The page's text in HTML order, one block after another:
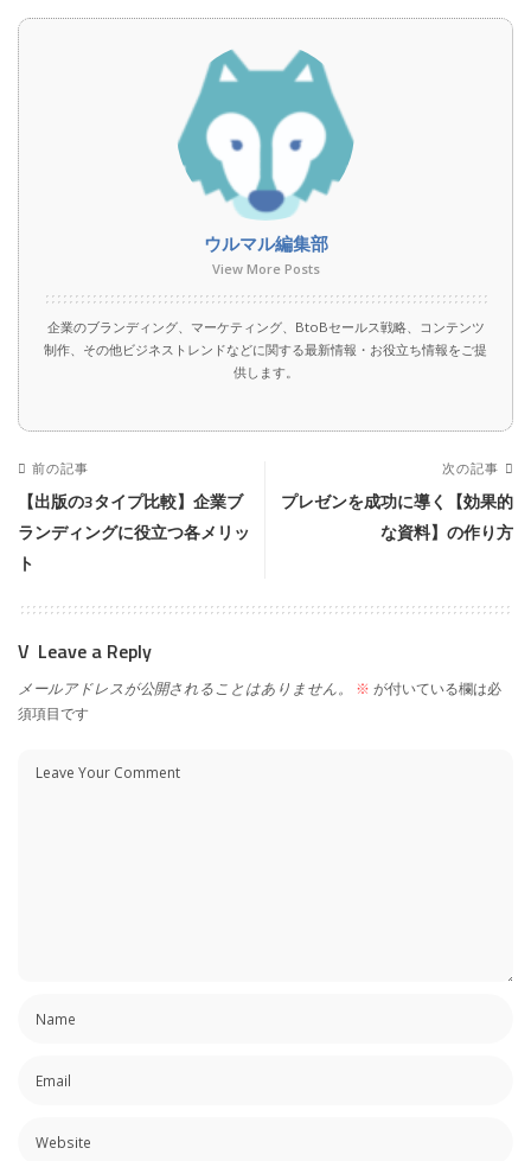
ウルマル編集部
View More Posts
企業のブランディング、マーケティング、BtoBセールス戦略、コンテンツ
制作、その他ビジネストレンドなどに関する最新情報・お役立ち情報をご提
供します。
前の記事
【出版の3タイプ比較】企業ブ
ランディングに役立つ各メリッ
ト
次の記事
プレゼンを成功に導く【効果的
な資料】の作り方
Leave a Reply
メールアドレスが公開されることはありません。 ※ が付いている欄は必
須項目です